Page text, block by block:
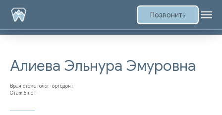
Позвонить
Алиева Эльнура Эмуровна
Врач стоматолог-ортодонт
Стаж 6 лет